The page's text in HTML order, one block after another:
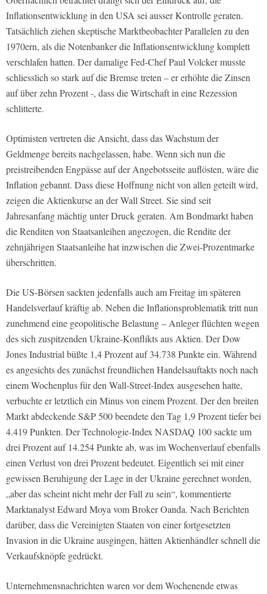
Inflationsentwicklung in den USA sei ausser Kontrolle geraten.
Tatsächlich ziehen skeptische Marktbeobachter Parallelen zu den
1970ern, als die Notenbanker die Inflationsentwicklung komplett
verschlafen hatten. Der damalige Fed-Chef Paul Volcker musste
schliesslich so stark auf die Bremse treten – er erhöhte die Zinsen
auf über zehn Prozent -, dass die Wirtschaft in eine Rezession
schlitterte.
Optimisten vertreten die Ansicht, dass das Wachstum der
Geldmenge bereits nachgelassen, habe. Wenn sich nun die
preistreibenden Engpässe auf der Angebotsseite auflösten, wäre die
Inflation gebannt. Dass diese Hoffnung nicht von allen geteilt wird,
zeigen die Aktienkurse an der Wall Street. Sie sind seit
Jahresanfang mächtig unter Druck geraten. Am Bondmarkt haben
die Renditen von Staatsanleihen angezogen, die Rendite der
zehnjährigen Staatsanleihe hat inzwischen die Zwei-Prozentmarke
überschritten.
Die US-Börsen sackten jedenfalls auch am Freitag im späteren
Handelsverlauf kräftig ab. Neben die Inflationsproblematik tritt nun
zunehmend eine geopolitische Belastung – Anleger flüchten wegen
des sich zuspitzenden Ukraine-Konflikts aus Aktien. Der Dow
Jones Industrial büßte 1,4 Prozent auf 34.738 Punkte ein. Während
es angesichts des zunächst freundlichen Handelsauftakts noch nach
einem Wochenplus für den Wall-Street-Index ausgesehen hatte,
verbuchte er letztlich ein Minus von einem Prozent. Der den breiten
Markt abdeckende S&P 500 beendete den Tag 1,9 Prozent tiefer bei
4.419 Punkten. Der Technologie-Index NASDAQ 100 sackte um
drei Prozent auf 14.254 Punkte ab, was im Wochenverlauf ebenfalls
einen Verlust von drei Prozent bedeutet. Eigentlich sei mit einer
gewissen Beruhigung der Lage in der Ukraine gerechnet worden,
„aber das scheint nicht mehr der Fall zu sein“, kommentierte
Marktanalyst Edward Moya vom Broker Oanda. Nach Berichten
darüber, dass die Vereinigten Staaten von einer fortgesetzten
Invasion in die Ukraine ausgingen, hätten Aktienhändler schnell die
Verkaufsknöpfe gedrückt.
Unternehmensnachrichten waren vor dem Wochenende etwas